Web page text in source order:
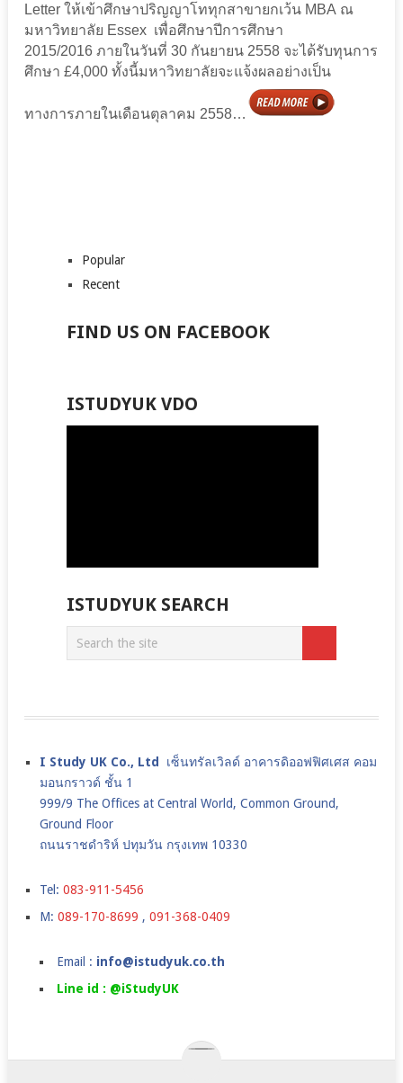
Letter ให้เข้าศึกษาปริญญาโททุกสาขายกเว้น MBA ณ
มหาวิทยาลัย Essex เพื่อศึกษาปีการศึกษา
2015/2016 ภายในวันที่ 30 กันยายน 2558 จะได้รับทุนการ
ศึกษา £4,000 ทั้งนี้มหาวิทยาลัยจะแจ้งผลอย่างเป็น
ทางการภายในเดือนตุลาคม 2558…
Popular
Recent
FIND US ON FACEBOOK
ISTUDYUK VDO
ISTUDYUK SEARCH
I Study UK Co., Ltd เซ็นทรัลเวิลด์ อาคารดิออฟฟิศเศส คอม
มอนกราวด์ ชั้น 1
999/9 The Offices at Central World, Common Ground,
Ground Floor
ถนนราชดำริห์ ปทุมวัน กรุงเทพ 10330
Tel: 083-911-5456
M: 089-170-8699 , 091-368-0409
Email : info@istudyuk.co.th
Line id : @iStudyUK